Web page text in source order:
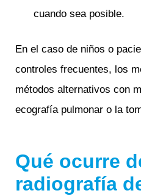
cuando sea posible.
En el caso de niños o
controles frecuentes, los
métodos alternativos con
ecografía pulmonar o la
Qué ocurre
radiografía